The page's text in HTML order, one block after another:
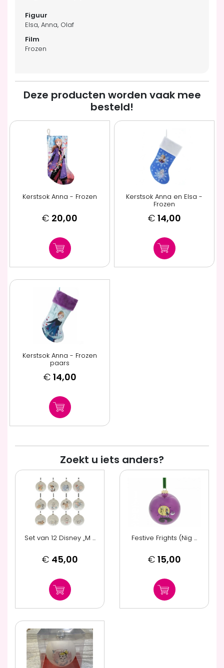
Elsa, Anna, Olaf
Frozen
Deze producten worden vaak mee
besteld!
Kerstsok Anna - Frozen
€ 20,00
Kerstsok Anna en Elsa -
Frozen
€ 14,00
Kerstsok Anna - Frozen
paars
€ 14,00
Zoekt u iets anders?
Set van 12 Disney „M ...
€ 45,00
Festive Frights (Nig ...
€ 15,00